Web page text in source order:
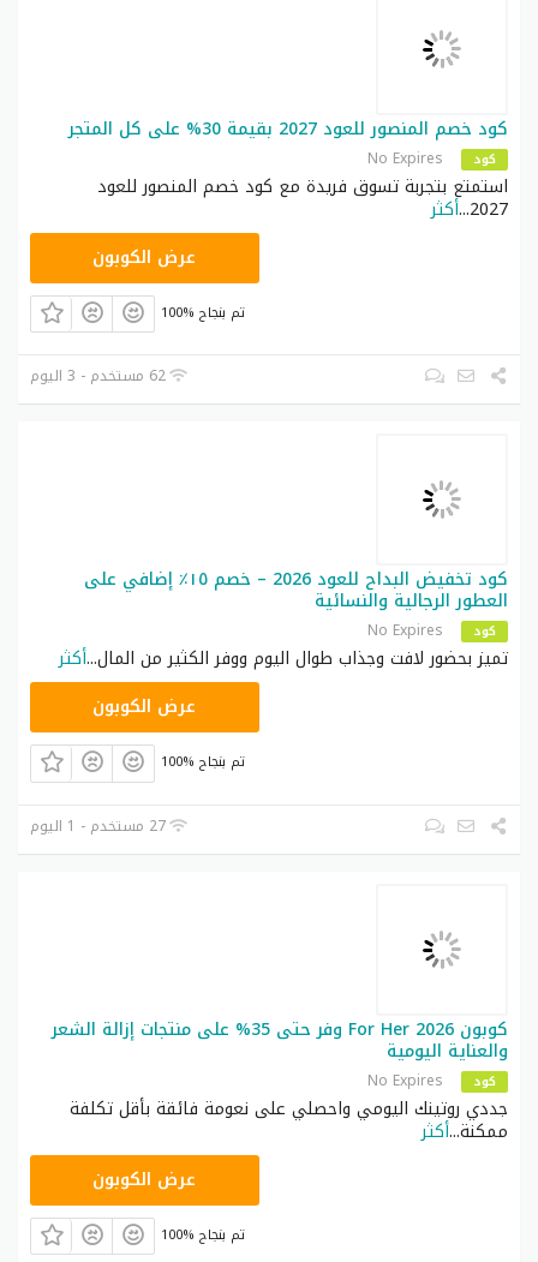
كود خصم المنصور للعود 2027 بقيمة 30% على كل المتجر
كود No Expires
استمتع بتجربة تسوق فريدة مع كود خصم المنصور للعود
2027
...أكثر
عرض الكوبون
100% تم بنجاح
62 مستخدم - 3 اليوم
كود تخفيض البداح للعود 2026 – خصم ١٥٪ إضافي على
العطور الرجالية والنسائية
كود No Expires
تميز بحضور لافت وجذاب طوال اليوم ووفر الكثير من المال...أكثر
عرض الكوبون
100% تم بنجاح
27 مستخدم - 1 اليوم
كوبون For Her 2026 وفر حتى 35% على منتجات إزالة الشعر
والعناية اليومية
كود No Expires
جددي روتينك اليومي واحصلي على نعومة فائقة بأقل تكلفة
ممكنة...أكثر
عرض الكوبون
100% تم بنجاح